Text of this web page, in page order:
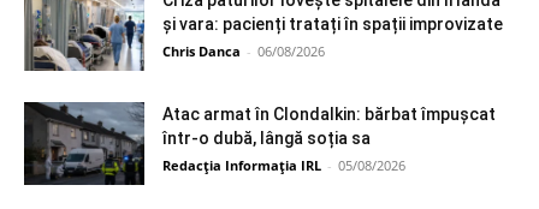
și vara: pacienți tratați în spații improvizate
Chris Danca - 06/08/2026
Atac armat în Clondalkin: bărbat împușcat
într-o dubă, lângă soția sa
Redacția Informația IRL - 05/08/2026